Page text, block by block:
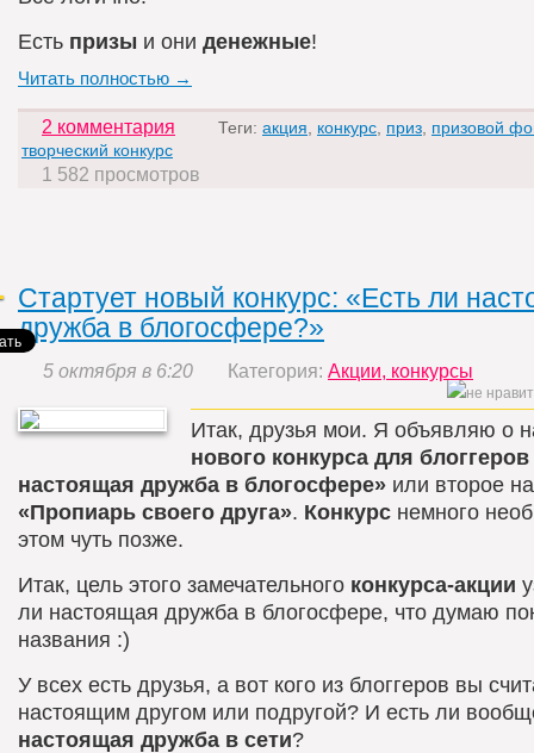
Есть призы и они денежные!
Читать полностью →
2 комментария Теги: акция конкурс приз призовой
творческий конкурс
1 582 просмотров
Стартует новый конкурс: «Есть ли
дружба в блогосфере?»
5 октября в 6:20 Категория: Акции, конкурсы
Итак, друзья мои. Я объявляю о
нового конкурса для
настоящая дружба в блогосфере» или второе
«Пропиарь своего друга». Конкурс немного
этом чуть позже.
Итак, цель этого замечательного конкурса-акции
ли настоящая дружба в блогосфере, что думаю
названия :)
У всех есть друзья, а вот кого из блоггеров вы
настоящим другом или подругой? И есть ли
настоящая дружба в сети?